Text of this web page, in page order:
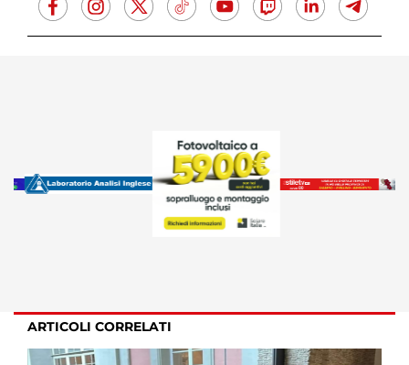
ARTICOLI CORRELATI